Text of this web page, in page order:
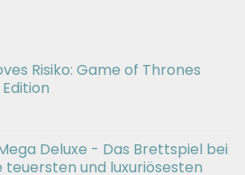
Risiko: Game of Thrones
Deluxe - Das Brettspiel bei
teuersten und luxuriösesten